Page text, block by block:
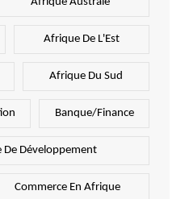
Afrique De L'Est
Afrique Du Sud
Banque/Finance
De Développement
Commerce En Afrique